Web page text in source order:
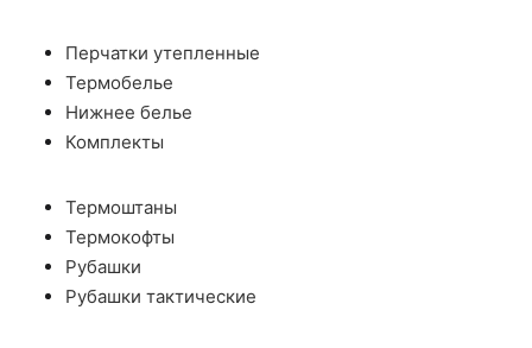
Перчатки утепленные
Термобелье
Нижнее белье
Комплекты
Термоштаны
Термокофты
Рубашки
Рубашки тактические